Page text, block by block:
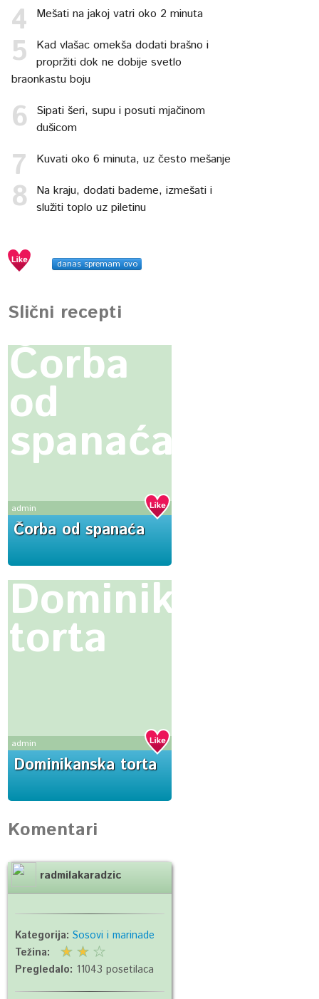
Mešati na jakoj vatri oko 2 minuta
Kad vlašac omekša dodati brašno i
propržiti dok ne dobije svetlo
braonkastu boju
Sipati šeri, supu i posuti mjačinom
dušicom
Kuvati oko 6 minuta, uz često mešanje
Na kraju, dodati bademe, izmešati i
služiti toplo uz piletinu
danas spremam ovo
Slični recepti
Čorba
od
spanaća
admin
Čorba od spanaća
Dominikanska
torta
admin
Dominikanska torta
Komentari
radmilakaradzic
Kategorija:Sosovi i marinade
Težina:
Pregledalo: 11043 posetilaca